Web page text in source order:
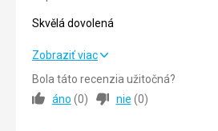
Milý a ochotný personál
Táto recenzia bola preložená
Google Translate
Skvělá dovolená
Skvělá dovolená
Strava
Zobraziť viac
Bola táto recenzia užitočná?
áno (0) nie (0)